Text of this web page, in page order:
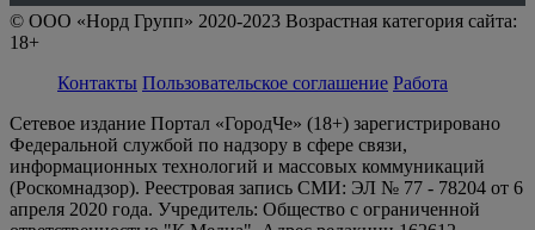
© ООО «Норд Групп» 2020-2023 Возрастная категория сайта:
18+
Контакты Пользовательское соглашение Работа
Сетевое издание Портал «ГородЧе» (18+) зарегистрировано
Федеральной службой по надзору в сфере связи,
информационных технологий и массовых коммуникаций
(Роскомнадзор). Реестровая запись СМИ: ЭЛ № 77 - 78204 от 6
апреля 2020 года. Учредитель: Общество с ограниченной